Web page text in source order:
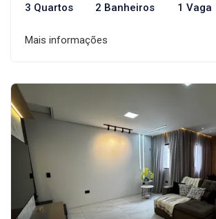
3 Quartos 2 Banheiros 1 Vaga
Mais informações